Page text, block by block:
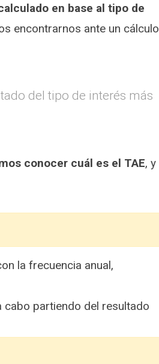
en base al tipo de
encontrarnos ante un cálculo
del tipo de interés más
conocer cuál es el TAE, y
la frecuencia anual,
cabo partiendo del resultado